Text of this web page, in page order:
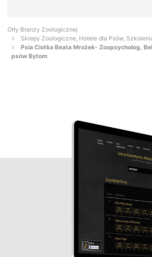
Orły Branży Zoologicznej
Sklepy Zoologiczne, Hotele dla Psów,
Psia Ciotka Beata Mrożek- Zoopsycholog,
psów Bytom